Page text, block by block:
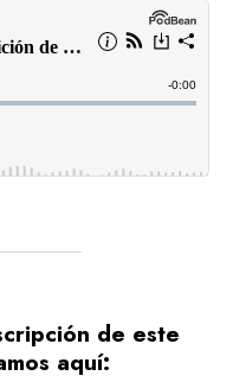
de este
aquí: